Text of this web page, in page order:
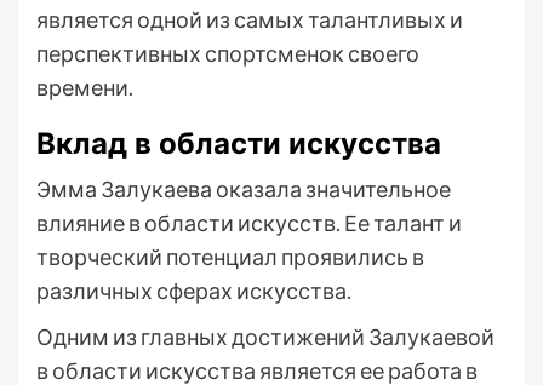
является одной из самых талантливых и
перспективных спортсменок своего
времени.
Вклад в области искусства
Эмма Залукаева оказала значительное
влияние в области искусств. Ее талант и
творческий потенциал проявились в
различных сферах искусства.
Одним из главных достижений Залукаевой
в области искусства является ее работа в